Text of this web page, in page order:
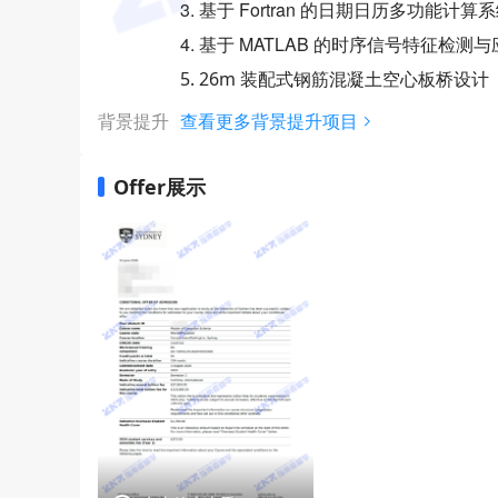
3. 基于 Fortran 的日期日历多功能计算
4. 基于 MATLAB 的时序信号特征检测与
5. 26m 装配式钢筋混凝土空心板桥设计
背景提升 查看更多背景提升项目
Offer展示